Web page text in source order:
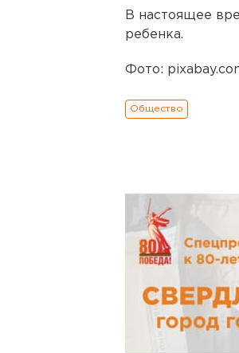
В настоящее
ребенка.
Фото:
Общество